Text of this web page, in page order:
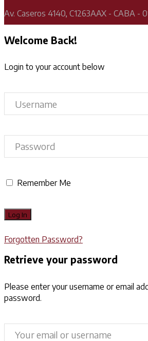
Av. Caseros 4140, C1263AAX - CABA -
Welcome Back!
Login to your account below
Remember Me
Forgotten Password?
Retrieve your password
Please enter your username or email
password.